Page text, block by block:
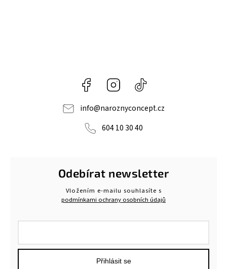
Facebook Instagram
info@naroznyconcept.cz
604 10 30 40
Odebírat newsletter
Vložením e-mailu souhlasíte s
podmínkami ochrany osobních údajů
Přihlásit se